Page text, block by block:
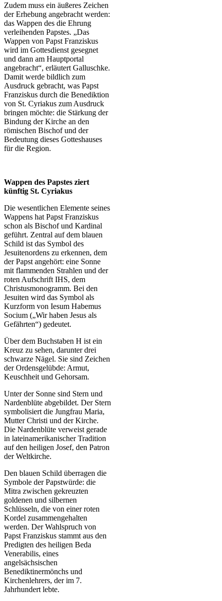
Zudem muss ein äußeres Zeichen
der Erhebung angebracht werden:
das Wappen des die Ehrung
verleihenden Papstes. „Das
Wappen von Papst Franziskus
wird im Gottesdienst gesegnet
und dann am Hauptportal
angebracht“, erläutert Galluschke.
Damit werde bildlich zum
Ausdruck gebracht, was Papst
Franziskus durch die Benediktion
von St. Cyriakus zum Ausdruck
bringen möchte: die Stärkung der
Bindung der Kirche an den
römischen Bischof und der
Bedeutung dieses Gotteshauses
für die Region.
Wappen des Papstes ziert
künftig St. Cyriakus
Die wesentlichen Elemente seines
Wappens hat Papst Franziskus
schon als Bischof und Kardinal
geführt. Zentral auf dem blauen
Schild ist das Symbol des
Jesuitenordens zu erkennen, dem
der Papst angehört: eine Sonne
mit flammenden Strahlen und der
roten Aufschrift IHS, dem
Christusmonogramm. Bei den
Jesuiten wird das Symbol als
Kurzform von Iesum Habemus
Socium („Wir haben Jesus als
Gefährten“) gedeutet.
Über dem Buchstaben H ist ein
Kreuz zu sehen, darunter drei
schwarze Nägel. Sie sind Zeichen
der Ordensgelübde: Armut,
Keuschheit und Gehorsam.
Unter der Sonne sind Stern und
Nardenblüte abgebildet. Der Stern
symbolisiert die Jungfrau Maria,
Mutter Christi und der Kirche.
Die Nardenblüte verweist gerade
in lateinamerikanischer Tradition
auf den heiligen Josef, den Patron
der Weltkirche.
Den blauen Schild überragen die
Symbole der Papstwürde: die
Mitra zwischen gekreuzten
goldenen und silbernen
Schlüsseln, die von einer roten
Kordel zusammengehalten
werden. Der Wahlspruch von
Papst Franziskus stammt aus den
Predigten des heiligen Beda
Venerabilis, eines
angelsächsischen
Benediktinermönchs und
Kirchenlehrers, der im 7.
Jahrhundert lebte.